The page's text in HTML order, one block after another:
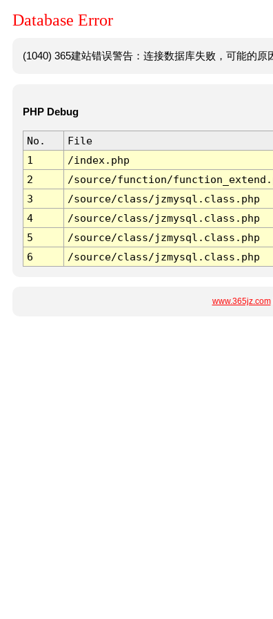
Database Error
(1040) 365建站错误警告：连接数据库失败，可能的原
PHP Debug
No. File
1
/index.php
2
/source/function/
3
/source/class/jzmysql.class.php
4
/source/class/jzmysql.class.php
5
/source/class/jzmysql.class.php
6
/source/class/jzmysql.class.php
www.365jz.com